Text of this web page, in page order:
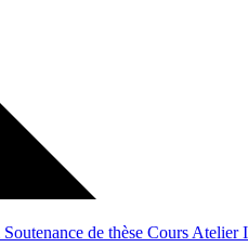
Soutenance de thèse Cours Atelier